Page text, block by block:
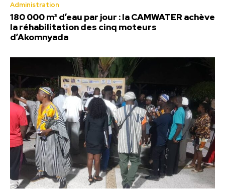
Administration
180 000 m³ d’eau par jour : la CAMWATER achève
la réhabilitation des cinq moteurs
d’Akomnyada